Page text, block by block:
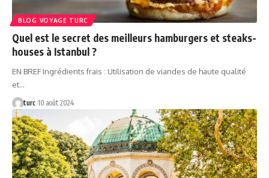
BLOG VOYAGE TURC
Quel est le secret des meilleurs hamburgers et steaks-
houses à Istanbul ?
EN BREF Ingrédients frais : Utilisation de viandes de haute qualité
et…
turc 10 août 2024